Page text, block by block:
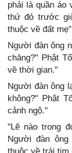
phải là quần áo
thứ đó trước
thuộc về đất
Người đàn ông
chăng?" Phật
về thời gian."
Người đàn ông
không?" Phật
cảnh ngộ."
"Lẽ nào trong
Người đàn ông